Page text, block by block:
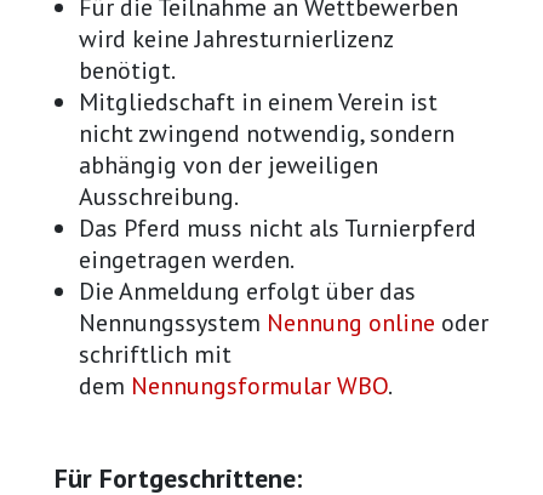
Für die Teilnahme an Wettbewerben
wird keine Jahresturnierlizenz
benötigt.
Mitgliedschaft in einem Verein ist
nicht zwingend notwendig, sondern
abhängig von der jeweiligen
Ausschreibung.
Das Pferd muss nicht als Turnierpferd
eingetragen werden.
Die Anmeldung erfolgt über das
Nennungssystem Nennung online oder
schriftlich mit
dem Nennungsformular WBO.
Für Fortgeschrittene: